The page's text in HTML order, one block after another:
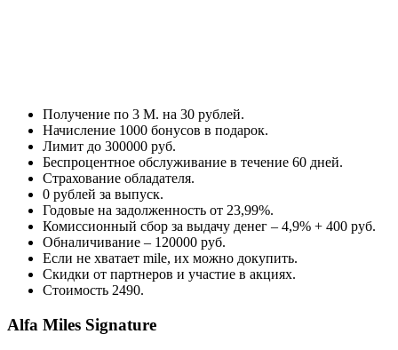
Получение по 3 M. на 30 рублей.
Начисление 1000 бонусов в подарок.
Лимит до 300000 руб.
Беспроцентное обслуживание в течение 60 дней.
Страхование обладателя.
0 рублей за выпуск.
Годовые на задолженность от 23,99%.
Комиссионный сбор за выдачу денег – 4,9% + 400 руб.
Обналичивание – 120000 руб.
Если не хватает mile, их можно докупить.
Скидки от партнеров и участие в акциях.
Стоимость 2490.
Alfa Miles Signature